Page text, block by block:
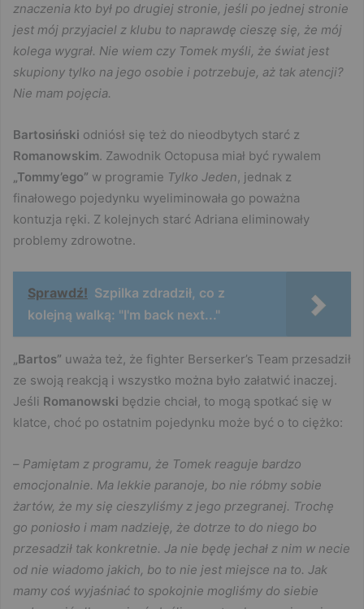
znaczenia kto był po drugiej stronie, jeśli po jednej stronie
jest mój przyjaciel z klubu to naprawdę cieszę się, że mój
kolega wygrał. Nie wiem czy Tomek myśli, że świat jest
skupiony tylko na jego osobie i potrzebuje, aż tak atencji?
Nie mam pojęcia.
Bartosiński odniósł się też do nieodbytych starć z
Romanowskim. Zawodnik Octopusa miał być rywalem
„Tommy’ego” w programie Tylko Jeden, jednak z
finałowego pojedynku wyeliminowała go poważna
kontuzja ręki. Z kolejnych starć Adriana eliminowały
problemy zdrowotne.
Sprawdź! Szpilka zdradził, co z
kolejną walką: "I'm back next..."
„Bartos” uważa też, że fighter Berserker’s Team przesadził
ze swoją reakcją i wszystko można było załatwić inaczej.
Jeśli Romanowski będzie chciał, to mogą spotkać się w
klatce, choć po ostatnim pojedynku może być o to ciężko:
– Pamiętam z programu, że Tomek reaguje bardzo
emocjonalnie. Ma lekkie paranoje, bo nie róbmy sobie
żartów, że my się cieszyliśmy z jego przegranej. Trochę
go poniosło i mam nadzieję, że dotrze to do niego bo
przesadził tak konkretnie. Ja nie będę jechał z nim w necie
od nie wiadomo jakich, bo to nie jest miejsce na to. Jak
mamy coś wyjaśniać to spokojnie mogliśmy do siebie